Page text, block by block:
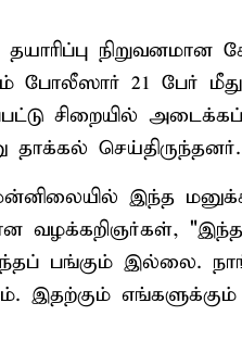
நிறுவனமான
போலீஸார் 21 பேர்
சிறையில்
செய்திருந்தனர்.
இந்த
வழக்கறிஞர்கள்,
பங்கும் இல்லை.
இதற்கும்